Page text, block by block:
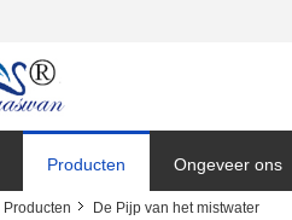
Producten Ongeveer ons
Producten De Pijp van het mistwater